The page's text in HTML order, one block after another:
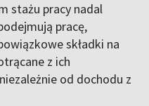
stażu pracy nadal
pracę,
składki na
z ich
od dochodu z